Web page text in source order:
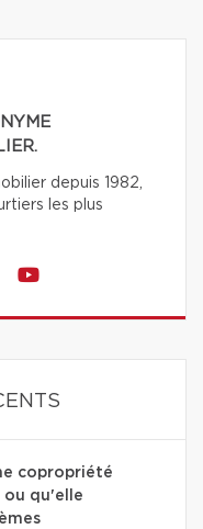
depuis 1982,
les plus
copropriété
ou qu'elle